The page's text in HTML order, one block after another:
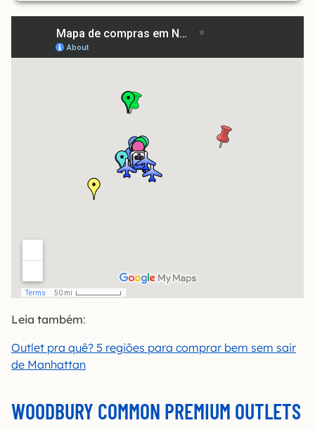
Leia também:
Outlet pra quê? 5 regiões para comprar bem sem sair
de Manhattan
WOODBURY COMMON PREMIUM OUTLETS